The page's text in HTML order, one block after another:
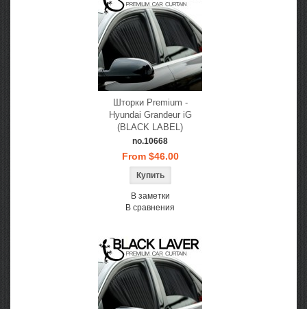
Шторки Premium -
Hyundai Grandeur iG
(BLACK LABEL)
no.10668
From $46.00
В заметки
В сравнения